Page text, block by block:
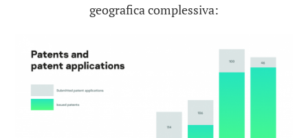
geografica complessiva: